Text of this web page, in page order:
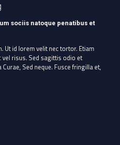
sociis natoque penatibus et
Ut id lorem velit nec tortor. Etiam
risus. Sed sagittis odio et
Sed neque. Fusce fringilla et,